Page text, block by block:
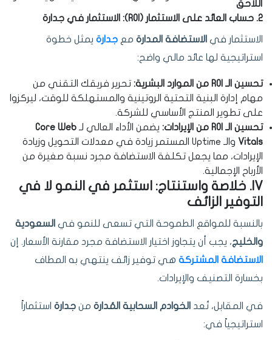
اللاحق
2. حساب العائد على الاستثمار (ROI): الاستثمار في جدارة
الاستثمار في الاستضافة المدارة مع جدارة يمثل خطوة
استراتيجية لها عائد مالي واضح:
تحسين الـ ROI من الموارد البشرية:
تحرير فريقك التقني من
مهام إدارة البنية التحتية الروتينية والمستهلكة للوقت، ليركزوا
على تطوير المنتج الأساسي للشركة.
تحسين الـ ROI من الإيرادات:
يضمن الأداء العالي لـ Core Web
Vitals
والـ Uptime المستمر زيادة في معدلات التحويل وزيادة
الإيرادات، مما يجعل تكلفة الاستضافة مجرد نسبة صغيرة من
الأرباح الإجمالية.
IV. خلاصة واستنتاج: استثمر في النمو لا في
التوفير الزائف
بالنسبة للمواقع الطموحة التي تسعى للنمو في السعودية
والخليج، يجب أن يتجاوز اختيار الاستضافة مجرد مقارنة الأسعار. إن
الاستضافة المشتركة هي توفير زائف ينتهي به المطاف
بخسارة التصنيف والإيرادات.
في المقابل، تُعد الخوادم السحابية المُدارة من جدارة استثماراً
استراتيجياً في: